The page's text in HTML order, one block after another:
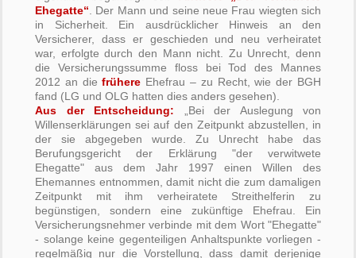
Ehegatte“ . Der Mann und seine neue Frau wiegten sich
in Sicherheit. Ein ausdrücklicher Hinweis an den
Versicherer, dass er geschieden und neu verheiratet
war, erfolgte durch den Mann nicht. Zu Unrecht, denn
die Versicherungssumme floss bei Tod des Mannes
2012 an diefrühere Ehefrau – zu Recht, wie der BGH
fand (LG und OLG hatten dies anders gesehen).
Aus der Entscheidung: „Bei der Auslegung von
Willenserklärungen sei auf den Zeitpunkt abzustellen, in
der sie abgegeben wurde. Zu Unrecht habe das
Berufungsgericht der Erklärung "der verwitwete
Ehegatte" aus dem Jahr 1997 einen Willen des
Ehemannes entnommen, damit nicht die zum damaligen
Zeitpunkt mit ihm verheiratete Streithelferin zu
begünstigen, sondern eine zukünftige Ehefrau. Ein
Versicherungsnehmer verbinde mit dem Wort "Ehegatte"
- solange keine gegenteiligen Anhaltspunkte vorliegen -
regelmäßig nur die Vorstellung, dass damit derjenige